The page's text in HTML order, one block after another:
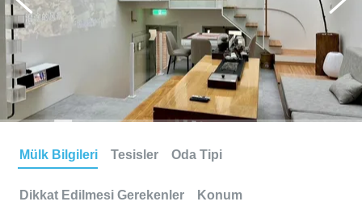
Mülk Bilgileri Tesisler Oda Tipi
Dikkat Edilmesi Gerekenler Konum